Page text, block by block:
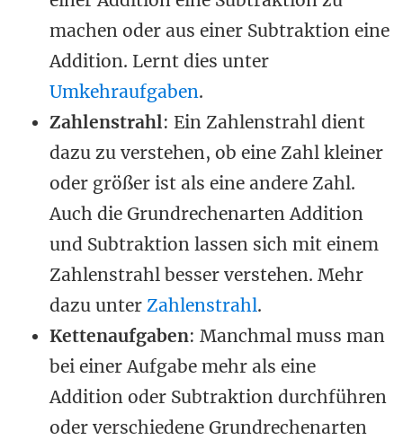
machen oder aus einer Subtraktion eine
Addition. Lernt dies unter
Umkehraufgaben.
Zahlenstrahl: Ein Zahlenstrahl dient
dazu zu verstehen, ob eine Zahl kleiner
oder größer ist als eine andere Zahl.
Auch die Grundrechenarten Addition
und Subtraktion lassen sich mit einem
Zahlenstrahl besser verstehen. Mehr
dazu unter Zahlenstrahl.
Kettenaufgaben: Manchmal muss man
bei einer Aufgabe mehr als eine
Addition oder Subtraktion durchführen
oder verschiedene Grundrechenarten